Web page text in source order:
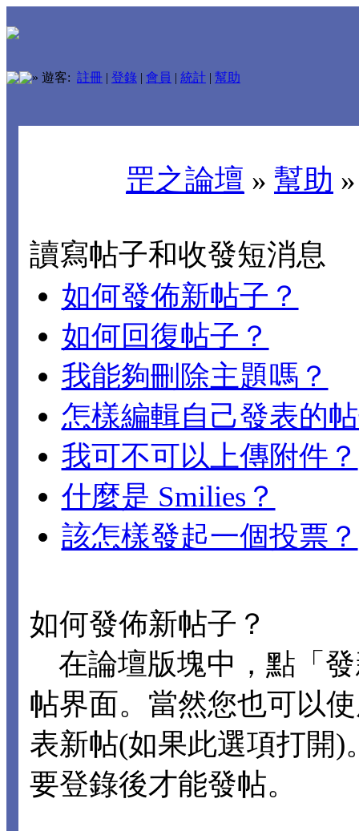
» 遊客: 註冊 | 登錄 | 會員 | 統計 | 幫助
罡之論壇 » 幫助
讀寫帖子和收發短消息
如何發佈新帖子？
如何回復帖子？
我能夠刪除主題嗎？
怎樣編輯自己發表的
我可不可以上傳附件？
什麼是 Smilies？
該怎樣發起一個投票？
如何發佈新帖子？
在論壇版塊中，點「
帖界面。當然您也可以
表新帖(如果此選項打開
要登錄後才能發帖。